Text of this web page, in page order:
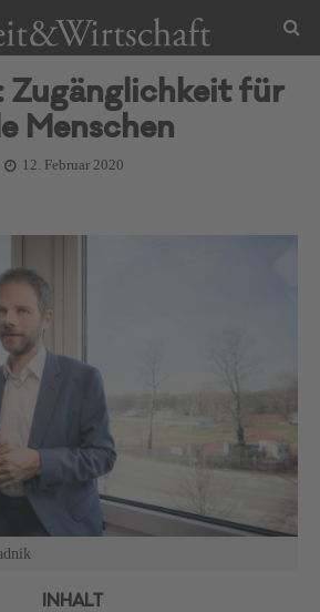
Zugänglichkeit für
Menschen
12. Februar 2020
INHALT